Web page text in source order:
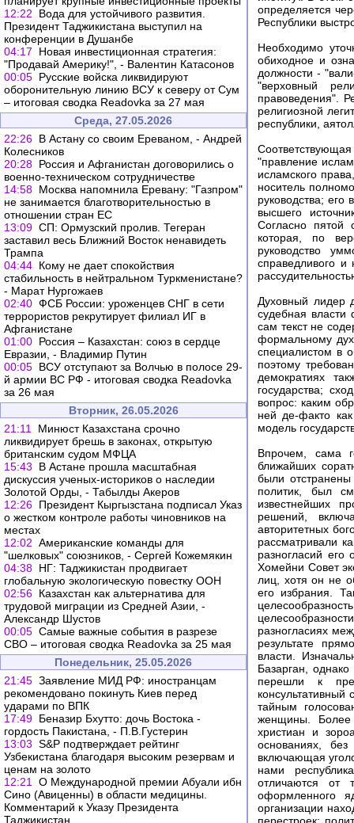
12:22
Вода для устойчивого развития.
Президент Таджикистана выступил на
конференции в Душанбе
04:17
Новая инвестиционная стратегия:
"Продавай Америку!", - Валентин Катасонов
00:05 Русские войска ликвидируют
оборонительную линию ВСУ к северу от Сум
– итоговая сводка Readovka за 27 мая
Среда, 27.05.2026
22:26 В Астану со своим Ереваном, - Андрей
Колесников
20:28 Россия и Афганистан договорились о
военно-техническом сотрудничестве
14:58 Москва напомнила Еревану: "Газпром"
не занимается благотворительностью в
отношении стран ЕС
13:09 СП: Ормузский пролив. Тегеран
заставил весь Ближний Восток ненавидеть
Трампа
04:44 Кому не дает спокойствия
стабильность в нейтральном Туркменистане?
- Марат Нургожаев
02:40 ФСБ России: уроженцев СНГ в сети
террористов рекрутирует филиал ИГ в
Афганистане
01:00 Россия – Казахстан: союз в сердце
Евразии, - Владимир Путин
00:05 ВСУ отступают за Волчью в полосе 29-
й армии ВС РФ - итоговая сводка Readovka
за 26 мая
Вторник, 26.05.2026
21:11
Минюст Казахстана срочно
ликвидирует брешь в законах, открытую
британским судом МФЦА
15:43
В Астане прошла масштабная
дискуссия ученых-историков о наследии
Золотой Орды, - Табылды Акеров
12:26 Президент Кыргызстана подписал Указ
о жестком контроле работы чиновников на
местах
12:02 Американские команды для
"шелковых" союзников, - Сергей Кожемякин
04:38 НГ: Таджикистан продвигает
глобальную экологическую повестку ООН
02:56 Казахстан как альтернатива для
трудовой миграции из Средней Азии, -
Александр Шустов
00:05 Самые важные события в разрезе
СВО – итоговая сводка Readovka за 25 мая
Понедельник, 25.05.2026
21:45 Заявление МИД РФ: иностранцам
рекомендовано покинуть Киев перед
ударами по ВПК
17:49 Беназир Бхутто: дочь Востока -
гордость Пакистана, - П.В.Густерин
13:03 S&P подтверждает рейтинг
Узбекистана благодаря высоким резервам и
ценам на золото
12:21
О Международной премии Абуали ибн
Сино (Авиценны) в области медицины.
Комментарий к Указу Президента
Таджикистан
определяется
Республики
Необходимо
обиходное и
должности -
"верховный
правоведения".
религиозной
республики,
"правление
исламского
носитель
руководства; его
высшего
Согласно пятой
которая, по
руководство
справедливого
Духовный лидер
судебная власти
сам текст не
формальному
специалистом в
поэтому
демократиях
государства;
вопрос: каким
ней де-факто
модель
Впрочем, сама
ближайших
были
политик, был
известнейших
решений,
авторитетных
рассматривали
разногласий
Хомейни Совет
лиц, хотя он не
его избрания.
разногласиях
результате
власти.
Базарган,
перешли к
консультативный
тайным
женщины. Более
христиан и
основаниях,
включающая
нами
отличаются от
оформленного
организации